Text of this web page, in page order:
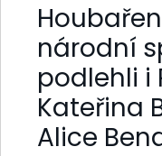
národní
podlehli i
Kateřina
Alice